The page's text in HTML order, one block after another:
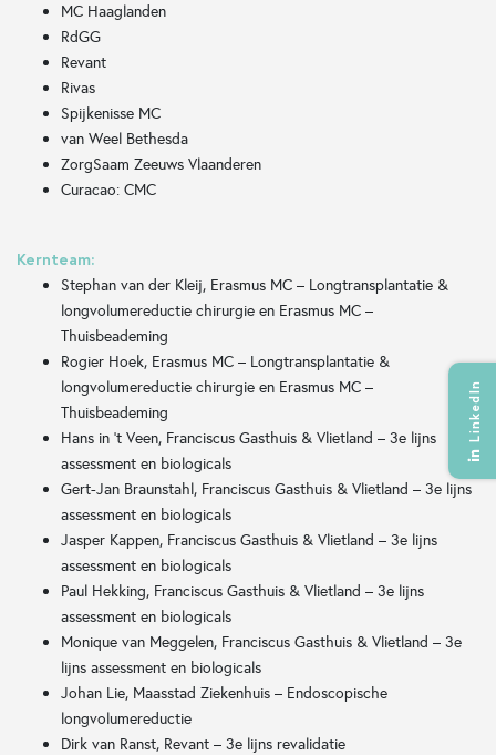
LinkedIn
MC Haaglanden
RdGG
Revant
Rivas
Spijkenisse MC
van Weel Bethesda
ZorgSaam Zeeuws Vlaanderen
Curacao: CMC
Kernteam:
Stephan van der Kleij, Erasmus MC – Longtransplantatie &
longvolumereductie chirurgie en Erasmus MC –
Thuisbeademing
Rogier Hoek, Erasmus MC – Longtransplantatie &
longvolumereductie chirurgie en Erasmus MC –
Thuisbeademing
Hans in ’t Veen, Franciscus Gasthuis & Vlietland – 3e lijns
assessment en biologicals
Gert-Jan Braunstahl, Franciscus Gasthuis & Vlietland – 3e lijns
assessment en biologicals
Jasper Kappen, Franciscus Gasthuis & Vlietland – 3e lijns
assessment en biologicals
Paul Hekking, Franciscus Gasthuis & Vlietland – 3e lijns
assessment en biologicals
Monique van Meggelen, Franciscus Gasthuis & Vlietland – 3e
lijns assessment en biologicals
Johan Lie, Maasstad Ziekenhuis – Endoscopische
longvolumereductie
Dirk van Ranst, Revant – 3e lijns revalidatie